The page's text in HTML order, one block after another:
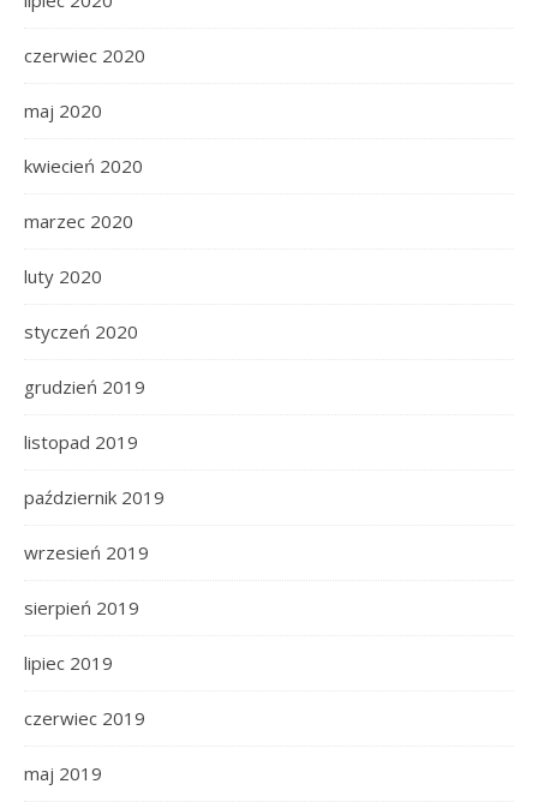
czerwiec 2020
maj 2020
kwiecień 2020
marzec 2020
luty 2020
styczeń 2020
grudzień 2019
listopad 2019
październik 2019
wrzesień 2019
sierpień 2019
lipiec 2019
czerwiec 2019
maj 2019